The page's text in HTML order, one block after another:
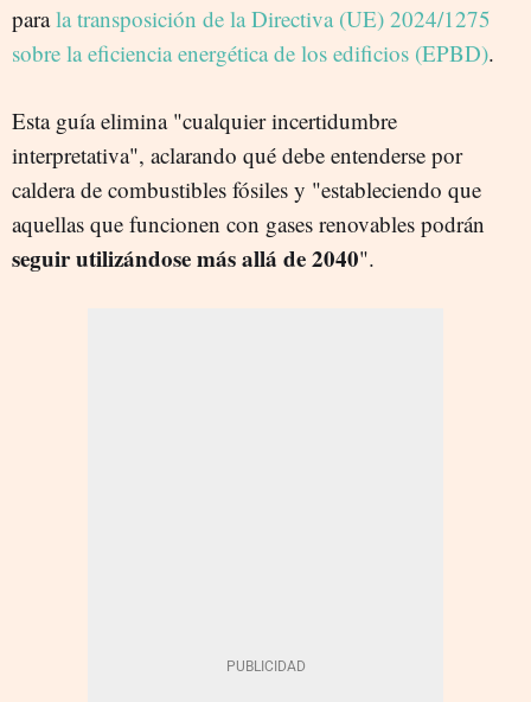
parala transposición de la Directiva (UE) 2024/1275
sobre la eficiencia energética de los edificios (EPBD).
Esta guía elimina "cualquier incertidumbre
interpretativa", aclarando qué debe entenderse por
caldera de combustibles fósiles y "estableciendo que
aquellas que funcionen con gases renovables podrán
seguir utilizándose más allá de 2040".